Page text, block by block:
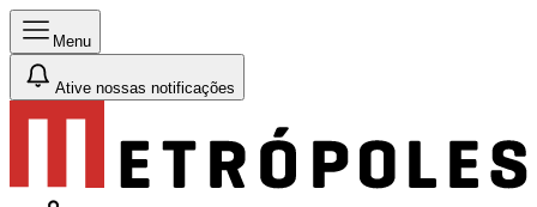
Menu
Ative nossas notificações